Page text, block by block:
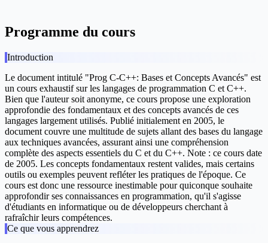
Programme du cours
Introduction
Le document intitulé "Prog C-C++: Bases et Concepts Avancés" est
un cours exhaustif sur les langages de programmation C et C++.
Bien que l'auteur soit anonyme, ce cours propose une exploration
approfondie des fondamentaux et des concepts avancés de ces
langages largement utilisés. Publié initialement en 2005, le
document couvre une multitude de sujets allant des bases du langage
aux techniques avancées, assurant ainsi une compréhension
complète des aspects essentiels du C et du C++. Note : ce cours date
de 2005. Les concepts fondamentaux restent valides, mais certains
outils ou exemples peuvent refléter les pratiques de l'époque. Ce
cours est donc une ressource inestimable pour quiconque souhaite
approfondir ses connaissances en programmation, qu'il s'agisse
d'étudiants en informatique ou de développeurs cherchant à
rafraîchir leurs compétences.
Ce que vous apprendrez